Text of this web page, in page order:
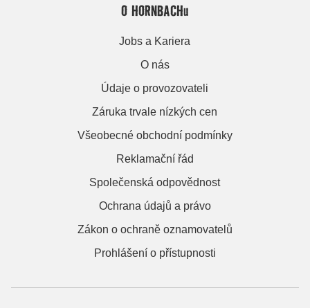
O HORNBACHu
Jobs a Kariera
O nás
Údaje o provozovateli
Záruka trvale nízkých cen
Všeobecné obchodní podmínky
Reklamační řád
Společenská odpovědnost
Ochrana údajů a právo
Zákon o ochraně oznamovatelů
Prohlášení o přístupnosti